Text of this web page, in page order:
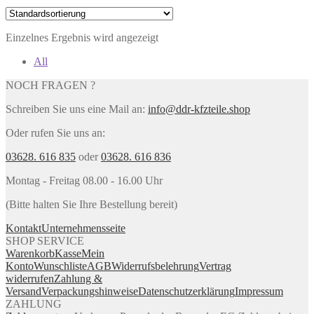
Einzelnes Ergebnis wird angezeigt
All
NOCH FRAGEN ?
Schreiben Sie uns eine Mail an: info@ddr-kfzteile.shop
Oder rufen Sie uns an:
03628. 616 835 oder03628. 616 836
Montag - Freitag 08.00 - 16.00 Uhr
(Bitte halten Sie Ihre Bestellung bereit)
KontaktUnternehmensseite
SHOP SERVICE
WarenkorbKasseMein
KontoWunschlisteAGBWiderrufsbelehrungVertrag
widerrufenZahlung &
VersandVerpackungshinweiseDatenschutzerklärungImpressum
ZAHLUNG